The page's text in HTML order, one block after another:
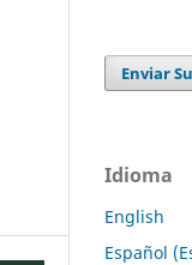
Enviar
Idioma
English
Español